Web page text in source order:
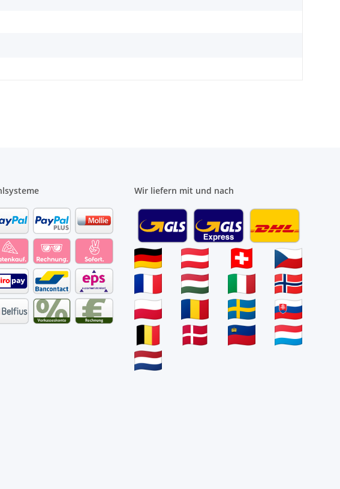
Wir liefern mit und nach